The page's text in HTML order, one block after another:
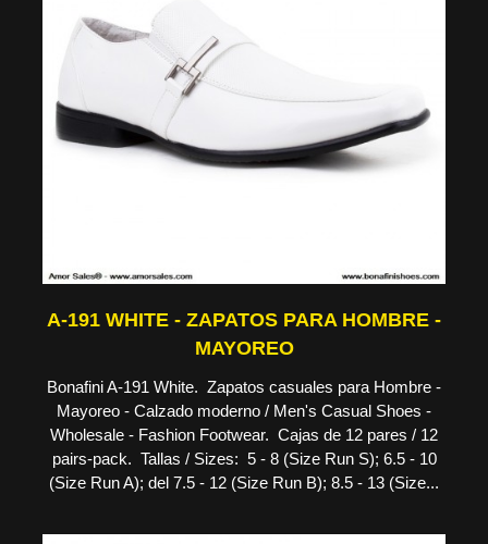
A-191 WHITE - ZAPATOS PARA HOMBRE -
MAYOREO
Bonafini A-191 White. Zapatos casuales para Hombre -
Mayoreo - Calzado moderno / Men's Casual Shoes -
Wholesale - Fashion Footwear. Cajas de 12 pares / 12
pairs-pack. Tallas / Sizes: 5 - 8 (Size Run S); 6.5 - 10
(Size Run A); del 7.5 - 12 (Size Run B); 8.5 - 13 (Size...